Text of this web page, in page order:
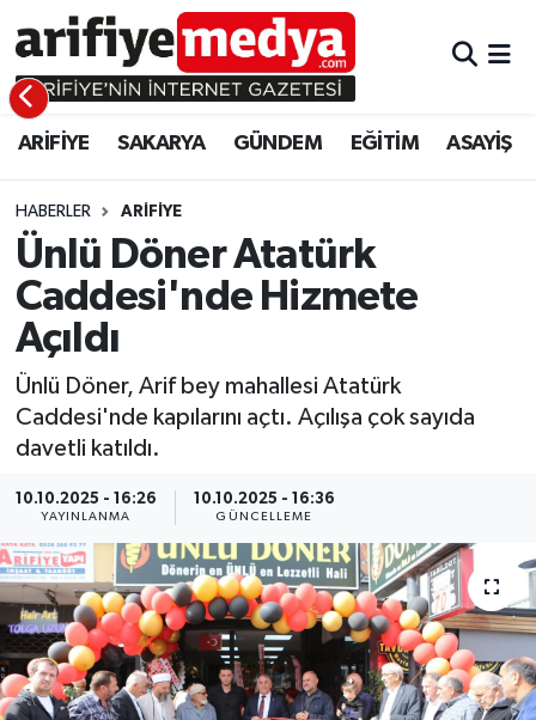
ARİFİYE SAKARYA GÜNDEM EĞİTİM ASAYİŞ
HABERLER ARİFİYE
Ünlü Döner Atatürk
Caddesi'nde Hizmete
Açıldı
Ünlü Döner, Arif bey mahallesi Atatürk
Caddesi'nde kapılarını açtı. Açılışa çok sayıda
davetli katıldı.
10.10.2025 - 16:26
YAYINLANMA
10.10.2025 - 16:36
GÜNCELLEME
ARİFİYE
SAKARYA
GÜNDEM
EĞİTİM
ASAYİŞ
EKONOMİ
ARİFİYE
GÜNDEM
EĞİTİM
EKONOMİ
ASAYİŞ
Sakarya Hava Durumu
Sakarya Namaz Vakitleri
Sakarya Trafik Yoğunluk Haritası
Süper Lig Puan Durumu ve Fikstür
Tüm Manşetler
Son Dakika Haberleri
Haber Arşivi